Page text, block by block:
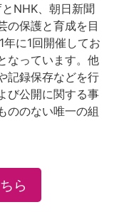
NHK、朝日新聞
の保護と育成を目
に1回開催してお
なっています。他
記録保存などを行
び公開に関する事
ののない唯一の組
ら